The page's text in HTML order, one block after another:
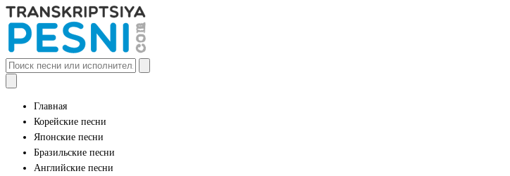
Главная
Корейские песни
Японские песни
Бразильские песни
Английские песни